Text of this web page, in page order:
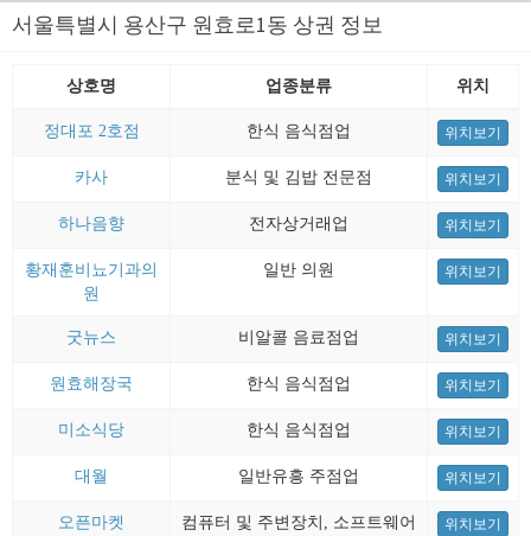
서울특별시 용산구 원효로1동 상권 정보
상호명 업종분류 위치
정대포 2호점 한식 음식점업 위치보기
카사 분식 및 김밥 전문점 위치보기
하나음향 전자상거래업 위치보기
황재훈비뇨기과의
원
일반 의원 위치보기
굿뉴스 비알콜 음료점업 위치보기
원효해장국 한식 음식점업 위치보기
미소식당 한식 음식점업 위치보기
대월 일반유흥 주점업 위치보기
오픈마켓
컴퓨터 및 주변장치, 소프트웨어
위치보기